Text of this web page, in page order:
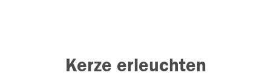
Kerze erleuchten